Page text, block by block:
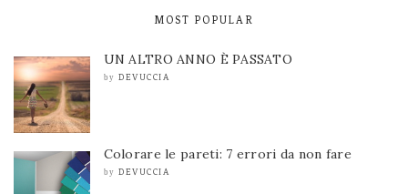
MOST POPULAR
UN ALTRO ANNO È PASSATO
by DEVUCCIA
Colorare le pareti: 7 errori da non fare
by DEVUCCIA